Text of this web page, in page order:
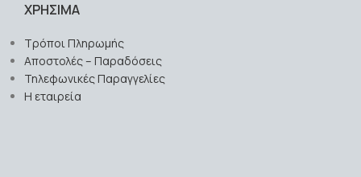
ΧΡΗΣΙΜΑ
Τρόποι Πληρωμής
Αποστολές – Παραδόσεις
Τηλεφωνικές Παραγγελίες
Η εταιρεία